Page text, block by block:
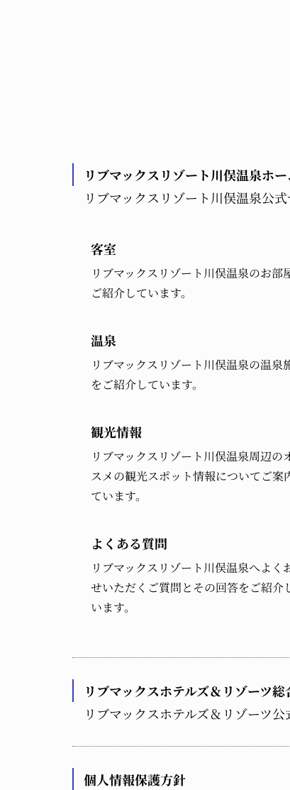
リブマックスリゾート川俣温泉ホー
リブマックスリゾート川俣温泉公
客室
リブマックスリゾート川俣温泉のお部
ご紹介しています。
温泉
リブマックスリゾート川俣温泉の温泉
をご紹介しています。
観光情報
リブマックスリゾート川俣温泉周辺の
スメの観光スポット情報についてご案
ています。
よくある質問
リブマックスリゾート川俣温泉へよく
せいただくご質問とその回答をご紹介
います。
リブマックスホテルズ＆リゾーツ
リブマックスホテルズ＆リゾーツ
個人情報保護方針